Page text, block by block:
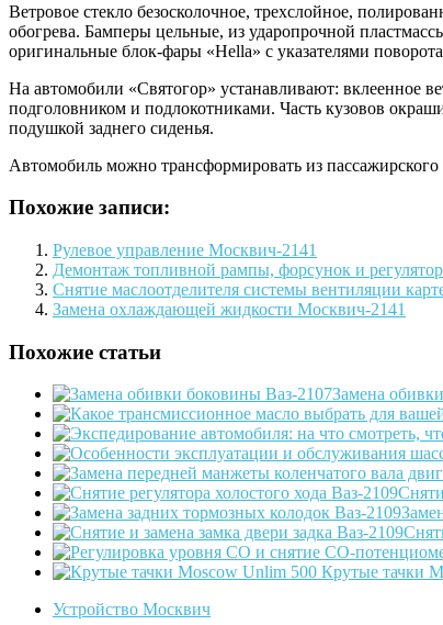
Ветровое стекло безосколочное, трехслойное,
обогрева. Бамперы цельные, из ударопрочной
оригинальные блок-фары «Hella» с указателями
На автомобили «Святогор» устанавливают: вклеенное
подголовником и подлокотниками. Часть кузовов
подушкой заднего сиденья.
Автомобиль можно трансформировать из
Похожие записи:
Рулевое управление Москвич-2141
Демонтаж топливной рампы, форсунок и
Снятие маслоотделителя системы вентиляции
Замена охлаждающей жидкости Москвич-2141
Похожие статьи
Замена
Крутые тачки
Устройство Москвич